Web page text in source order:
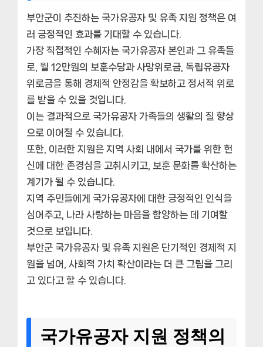
부안군이 추진하는 국가유공자 및 유족 지원 정책은 여
러 긍정적인 효과를 기대할 수 있습니다.
가장 직접적인 수혜자는 국가유공자 본인과 그 유족들
로, 월 12만원의 보훈수당과 사망위로금, 독립유공자
위로금을 통해 경제적 안정감을 확보하고 정서적 위로
를 받을 수 있을 것입니다.
이는 결과적으로 국가유공자 가족들의 생활의 질 향상
으로 이어질 수 있습니다.
또한, 이러한 지원은 지역 사회 내에서 국가를 위한 헌
신에 대한 존경심을 고취시키고, 보훈 문화를 확산하는
계기가 될 수 있습니다.
지역 주민들에게 국가유공자에 대한 긍정적인 인식을
심어주고, 나라 사랑하는 마음을 함양하는 데 기여할
것으로 보입니다.
부안군 국가유공자 및 유족 지원은 단기적인 경제적 지
원을 넘어, 사회적 가치 확산이라는 더 큰 그림을 그리
고 있다고 할 수 있습니다.
국가유공자 지원 정책의